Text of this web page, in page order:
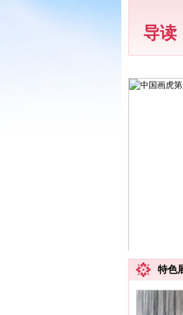
导读
中国画虎第一村：山村以画虎闻名
中国画虎
“中国画
中国画虎
特色